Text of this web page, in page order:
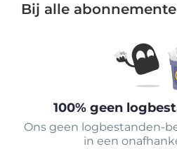
Bij alle
100% geen
Ons geen logbestanden-
in een